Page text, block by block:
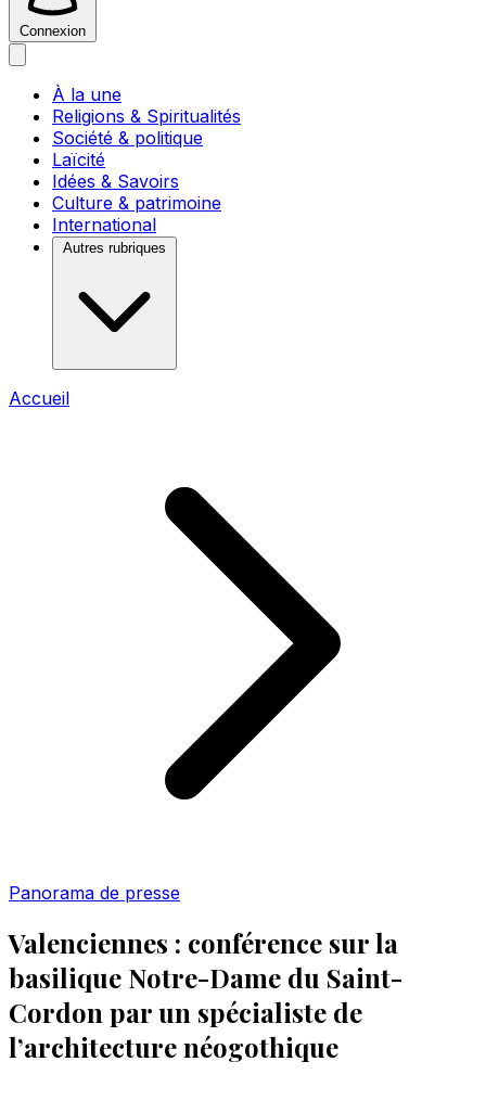
Connexion
À la une
Religions & Spiritualités
Société & politique
Laïcité
Idées & Savoirs
Culture & patrimoine
International
Autres rubriques
Accueil
Panorama de presse
Valenciennes : conférence sur la
basilique Notre-Dame du Saint-
Cordon par un spécialiste de
l’architecture néogothique